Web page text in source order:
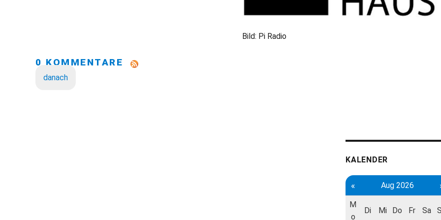
Bild: Pi Radio
0 KOMMENTARE
danach
KALENDER
« Aug 2026
M
o
Di Mi Do Fr Sa